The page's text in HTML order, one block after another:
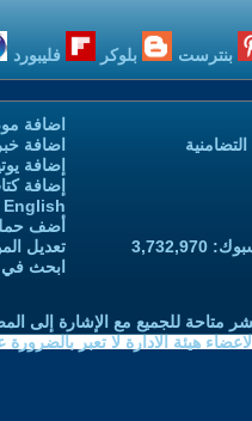
بنترست بلوكر فليبورد
اضافة
اضافة خبر
إضافة
إضافة
English
أضف
تعديل
ابحث في
متاحة للجميع مع الإشارة إلى
هيئة الادارة لا تعبر